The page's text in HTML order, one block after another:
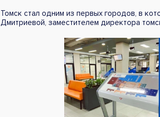
Томск стал одним из первых городов, в
Дмитриевой, заместителем директора